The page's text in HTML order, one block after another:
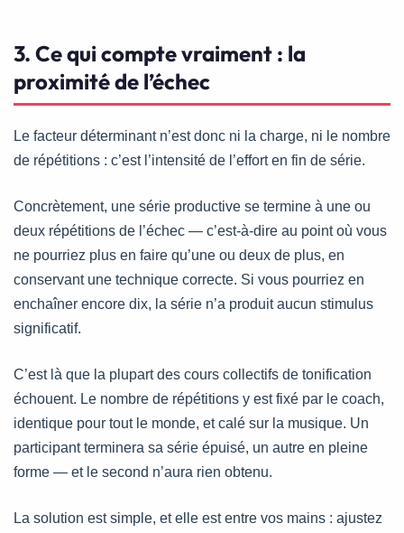
3. Ce qui compte vraiment : la
proximité de l’échec
Le facteur déterminant n’est donc ni la charge, ni le nombre
de répétitions : c’est l’intensité de l’effort en fin de série.
Concrètement, une série productive se termine à une ou
deux répétitions de l’échec — c’est-à-dire au point où vous
ne pourriez plus en faire qu’une ou deux de plus, en
conservant une technique correcte. Si vous pourriez en
enchaîner encore dix, la série n’a produit aucun stimulus
significatif.
C’est là que la plupart des cours collectifs de tonification
échouent. Le nombre de répétitions y est fixé par le coach,
identique pour tout le monde, et calé sur la musique. Un
participant terminera sa série épuisé, un autre en pleine
forme — et le second n’aura rien obtenu.
La solution est simple, et elle est entre vos mains : ajustez